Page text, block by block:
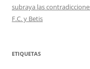
subraya las
F.C. y Betis
ETIQUETAS